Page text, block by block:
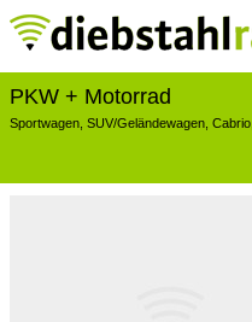
PKW + Motorrad
Sportwagen SUV/Geländewagen Cabrio